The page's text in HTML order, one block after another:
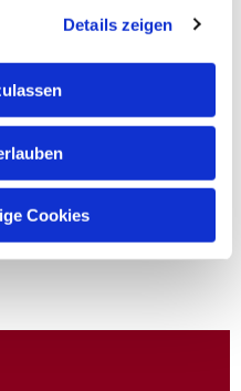
Details zeigen
Cookies